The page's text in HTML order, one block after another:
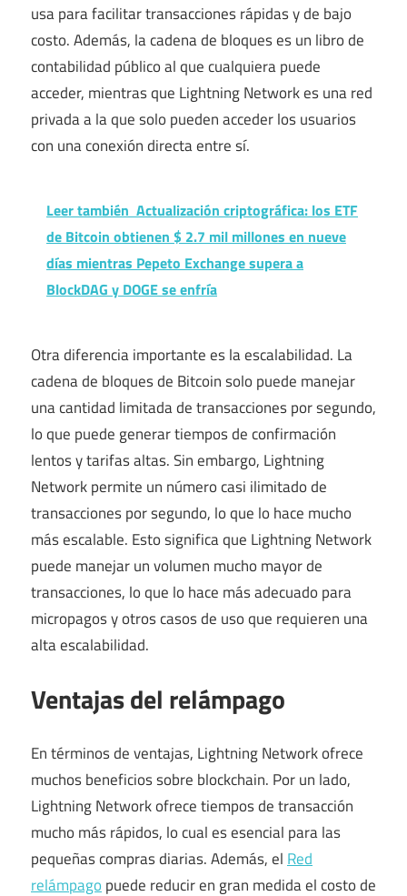
usa para facilitar transacciones rápidas y de bajo
costo. Además, la cadena de bloques es un libro de
contabilidad público al que cualquiera puede
acceder, mientras que Lightning Network es una red
privada a la que solo pueden acceder los usuarios
con una conexión directa entre sí.
Leer también Actualización criptográfica: los ETF
de Bitcoin obtienen $ 2.7 mil millones en nueve
días mientras Pepeto Exchange supera a
BlockDAG y DOGE se enfría
Otra diferencia importante es la escalabilidad. La
cadena de bloques de Bitcoin solo puede manejar
una cantidad limitada de transacciones por segundo,
lo que puede generar tiempos de confirmación
lentos y tarifas altas. Sin embargo, Lightning
Network permite un número casi ilimitado de
transacciones por segundo, lo que lo hace mucho
más escalable. Esto significa que Lightning Network
puede manejar un volumen mucho mayor de
transacciones, lo que lo hace más adecuado para
micropagos y otros casos de uso que requieren una
alta escalabilidad.
Ventajas del relámpago
En términos de ventajas, Lightning Network ofrece
muchos beneficios sobre blockchain. Por un lado,
Lightning Network ofrece tiempos de transacción
mucho más rápidos, lo cual es esencial para las
pequeñas compras diarias. Además, el Red
relámpago puede reducir en gran medida el costo de